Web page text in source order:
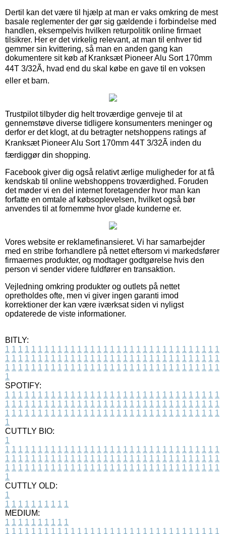
Dertil kan det være til hjælp at man er vaks omkring de mest
basale reglementer der gør sig gældende i forbindelse med
handlen, eksempelvis hvilken returpolitik online firmaet
tilsikrer. Her er det virkelig relevant, at man til enhver tid
gemmer sin kvittering, så man en anden gang kan
dokumentere sit køb af Kranksæt Pioneer Alu Sort 170mm
44T 3/32Ã, hvad end du skal købe en gave til en voksen
eller et barn.
Trustpilot tilbyder dig helt troværdige genveje til at
gennemstøve diverse tidligere konsumenters meninger og
derfor er det klogt, at du betragter netshoppens ratings af
Kranksæt Pioneer Alu Sort 170mm 44T 3/32Ã inden du
færdiggør din shopping.
Facebook giver dig også relativt ærlige muligheder for at få
kendskab til online webshoppens troværdighed. Foruden
det møder vi en del internet foretagender hvor man kan
forfatte en omtale af købsoplevelsen, hvilket også bør
anvendes til at fornemme hvor glade kunderne er.
Vores website er reklamefinansieret. Vi har samarbejder
med en stribe forhandlere på nettet eftersom vi markedsfører
firmaernes produkter, og modtager godtgørelse hvis den
person vi sender videre fuldfører en transaktion.
Vejledning omkring produkter og outlets på nettet
opretholdes ofte, men vi giver ingen garanti imod
korrektioner der kan være iværksat siden vi nyligst
opdaterede de viste informationer.
BITLY:
1 1 1 1 1 1 1 1 1 1 1 1 1 1 1 1 1 1 1 1 1 1 1 1 1 1 1 1 1 1 1 1 1
1 1 1 1 1 1 1 1 1 1 1 1 1 1 1 1 1 1 1 1 1 1 1 1 1 1 1 1 1 1 1 1 1
1 1 1 1 1 1 1 1 1 1 1 1 1 1 1 1 1 1 1 1 1 1 1 1 1 1 1 1 1 1 1 1 1
1
SPOTIFY:
1 1 1 1 1 1 1 1 1 1 1 1 1 1 1 1 1 1 1 1 1 1 1 1 1 1 1 1 1 1 1 1 1
1 1 1 1 1 1 1 1 1 1 1 1 1 1 1 1 1 1 1 1 1 1 1 1 1 1 1 1 1 1 1 1 1
1 1 1 1 1 1 1 1 1 1 1 1 1 1 1 1 1 1 1 1 1 1 1 1 1 1 1 1 1 1 1 1 1
1
CUTTLY BIO:
1
1 1 1 1 1 1 1 1 1 1 1 1 1 1 1 1 1 1 1 1 1 1 1 1 1 1 1 1 1 1 1 1 1
1 1 1 1 1 1 1 1 1 1 1 1 1 1 1 1 1 1 1 1 1 1 1 1 1 1 1 1 1 1 1 1 1
1 1 1 1 1 1 1 1 1 1 1 1 1 1 1 1 1 1 1 1 1 1 1 1 1 1 1 1 1 1 1 1 1
1
CUTTLY OLD:
1
1 1 1 1 1 1 1 1 1 1
MEDIUM:
1 1 1 1 1 1 1 1 1 1
1 1 1 1 1 1 1 1 1 1 1 1 1 1 1 1 1 1 1 1 1 1 1 1 1 1 1 1 1 1 1 1 1